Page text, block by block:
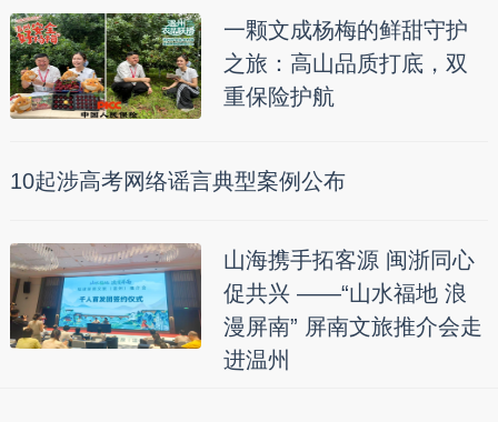
一颗文成杨梅的鲜甜守护
之旅：高山品质打底，双
重保险护航
10起涉高考网络谣言典型案例公布
山海携手拓客源 闽浙同心
促共兴 ——“山水福地 浪
漫屏南” 屏南文旅推介会走
进温州